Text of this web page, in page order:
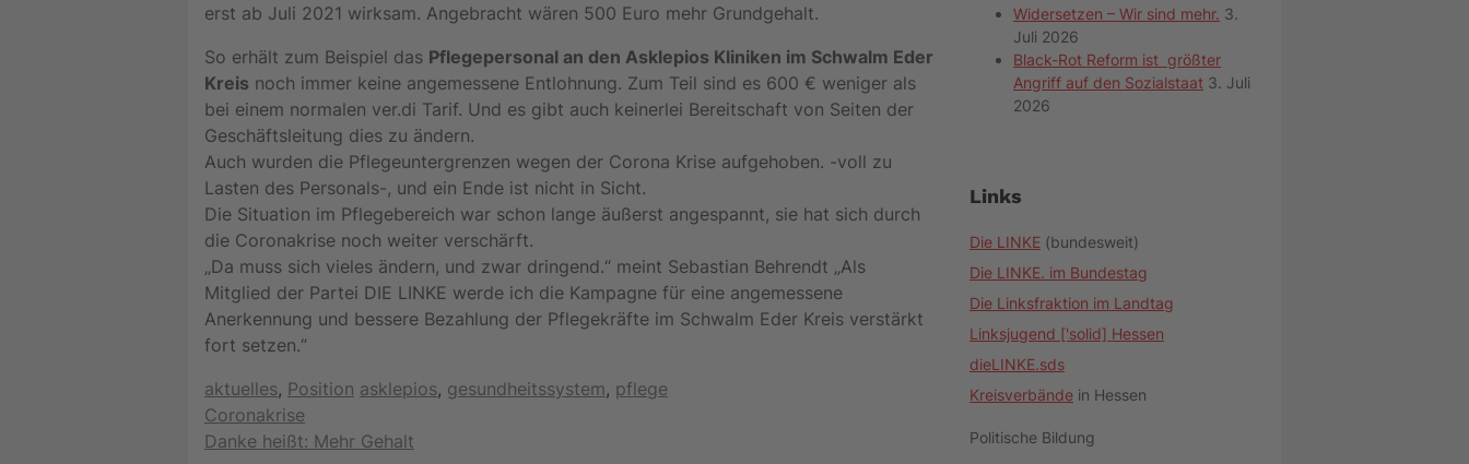
erst ab Juli 2021 wirksam. Angebracht wären 500 Euro mehr Grundgehalt.
So erhält zum Beispiel das Pflegepersonal an den Asklepios Kliniken im Schwalm Eder
Kreis noch immer keine angemessene Entlohnung. Zum Teil sind es 600 € weniger als
bei einem normalen ver.di Tarif. Und es gibt auch keinerlei Bereitschaft von Seiten der
Geschäftsleitung dies zu ändern.
Auch wurden die Pflegeuntergrenzen wegen der Corona Krise aufgehoben. -voll zu
Lasten des Personals-, und ein Ende ist nicht in Sicht.
Die Situation im Pflegebereich war schon lange äußerst angespannt, sie hat sich durch
die Coronakrise noch weiter verschärft.
„Da muss sich vieles ändern, und zwar dringend.“ meint Sebastian Behrendt „Als
Mitglied der Partei DIE LINKE werde ich die Kampagne für eine angemessene
Anerkennung und bessere Bezahlung der Pflegekräfte im Schwalm Eder Kreis verstärkt
fort setzen.“
Kategorien
aktuelles, Position Schlagwörter
asklepios, gesundheitssystem, pflege
Coronakrise
Danke heißt: Mehr Gehalt
Widersetzen – Wir sind mehr. 3.
Juli 2026
Black-Rot Reform ist größter
Angriff auf den Sozialstaat 3. Juli
2026
Links
Die LINKE (bundesweit)
Die LINKE. im Bundestag
Die Linksfraktion im Landtag
Linksjugend ['solid] Hessen
dieLINKE.sds
Kreisverbände in Hessen
Politische Bildung